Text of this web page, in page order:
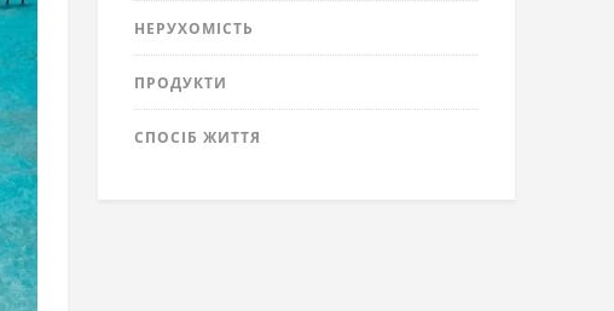
НЕРУХОМІСТЬ
ПРОДУКТИ
СПОСІБ ЖИТТЯ